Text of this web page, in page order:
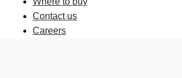
Contact us
Careers